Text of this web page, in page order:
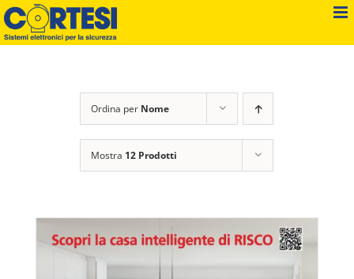
Salta
al
contenuto
Ordina per Nome
Mostra 12 Prodotti